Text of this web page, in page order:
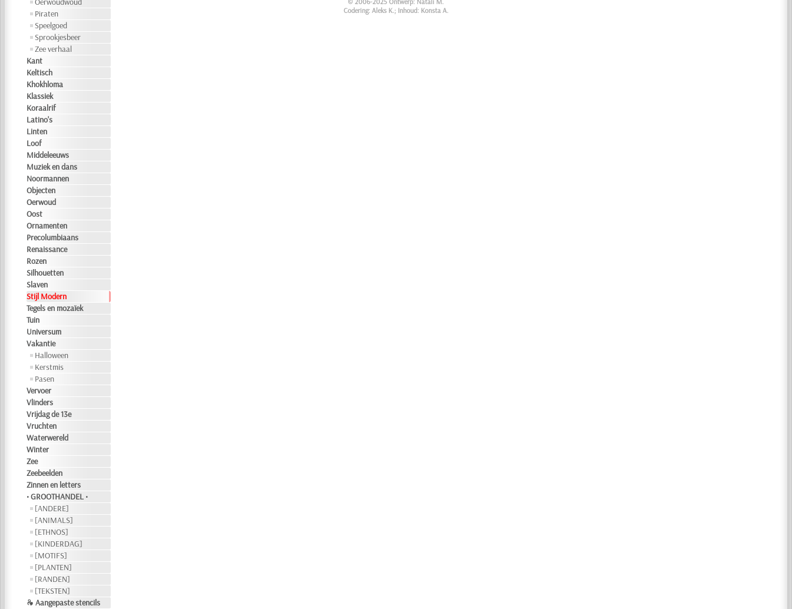
Piraten
Speelgoed
Sprookjesbeer
Zee verhaal
Kant
Keltisch
Khokhloma
Klassiek
Koraalrif
Latino's
Linten
Loof
Middeleeuws
Muziek en dans
Noormannen
Objecten
Oerwoud
Oost
Ornamenten
Precolumbiaans
Renaissance
Rozen
Silhouetten
Slaven
Stijl Modern
Tegels en mozaïek
Tuin
Universum
Vakantie
Halloween
Kerstmis
Pasen
Vervoer
Vlinders
Vrijdag de 13e
Vruchten
Waterwereld
Winter
Zee
Zeebeelden
Zinnen en letters
• GROOTHANDEL •
[ANDERE]
[ANIMALS]
[ETHNOS]
[KINDERDAG]
[MOTIFS]
[PLANTEN]
[RANDEN]
[TEKSTEN]
❧ Aangepaste stencils
Codering: Aleks K.; Inhoud: Konsta A.